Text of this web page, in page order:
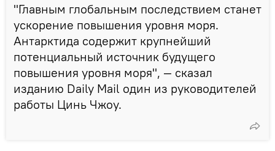
"Главным глобальным последствием станет
ускорение повышения уровня моря.
Антарктида содержит крупнейший
потенциальный источник будущего
повышения уровня моря", — сказал
изданию Daily Mail один из руководителей
работы Цинь Чжоу.